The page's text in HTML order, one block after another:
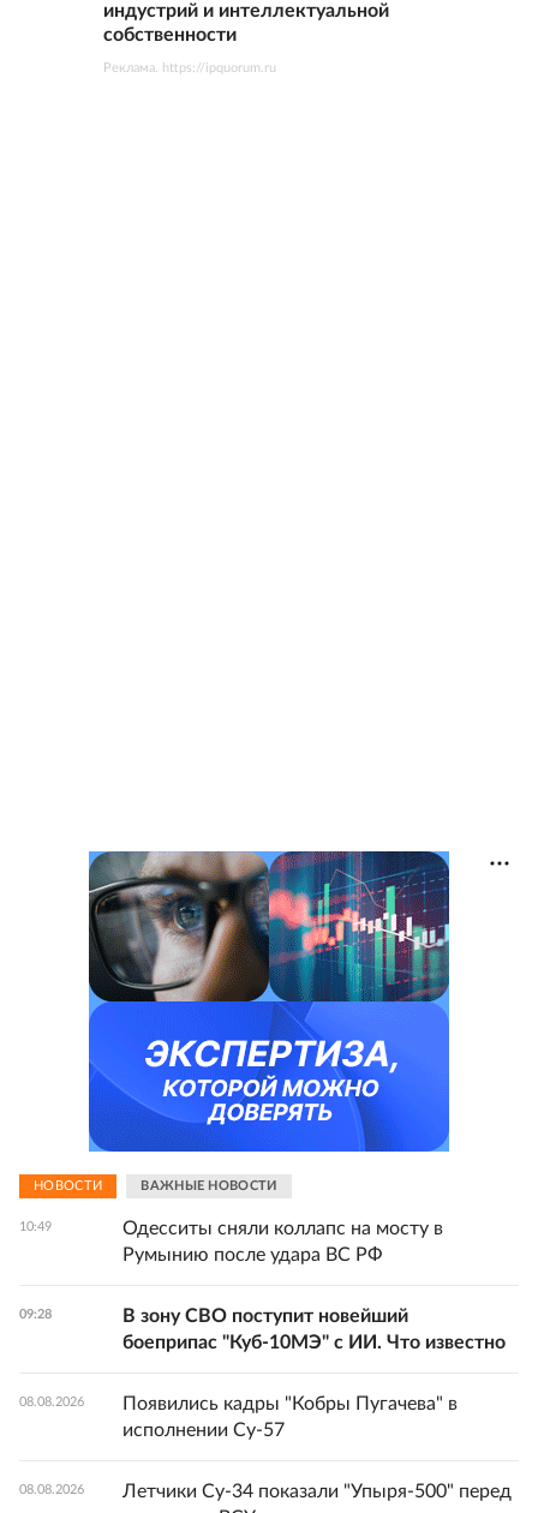
индустрий и интеллектуальной
собственности
Реклама. https://ipquorum.ru
НОВОСТИ ВАЖНЫЕ НОВОСТИ
10:49
Одесситы сняли коллапс на мосту в
Румынию после удара ВС РФ
09:28
В зону СВО поступит новейший
боеприпас "Куб-10МЭ" с ИИ. Что известно
08.08.2026
Появились кадры "Кобры Пугачева" в
исполнении Су-57
08.08.2026
Летчики Су-34 показали "Упыря-500" перед